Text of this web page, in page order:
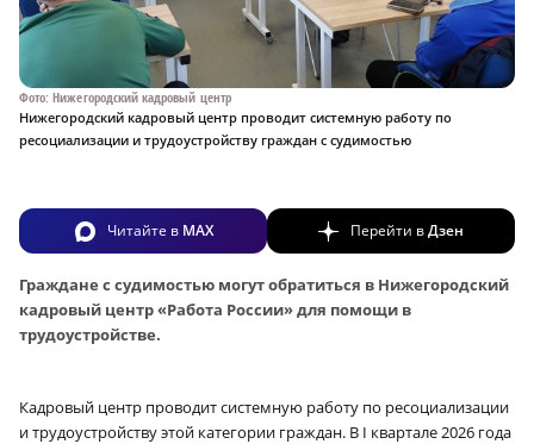
Фото: Нижегородский кадровый центр
Нижегородский кадровый центр проводит системную работу по
ресоциализации и трудоустройству граждан с судимостью
Читайте в MAX Перейти вДзен
Граждане с судимостью могут обратиться в Нижегородский
кадровый центр «Работа России» для помощи в
трудоустройстве.
Кадровый центр проводит системную работу по ресоциализации
и трудоустройству этой категории граждан. В I квартале 2026 года